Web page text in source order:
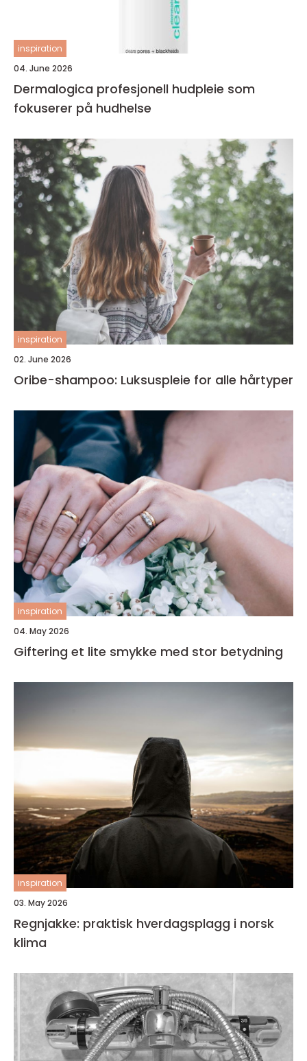
inspiration
04. June 2026
Dermalogica profesjonell hudpleie som
fokuserer på hudhelse
inspiration
02. June 2026
Oribe-shampoo: Luksuspleie for alle hårtyper
inspiration
04. May 2026
Giftering et lite smykke med stor betydning
inspiration
03. May 2026
Regnjakke: praktisk hverdagsplagg i norsk
klima